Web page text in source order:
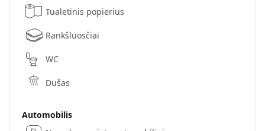
Tualetinis popierius
Rankšluosčiai
WC
Dušas
Automobilis